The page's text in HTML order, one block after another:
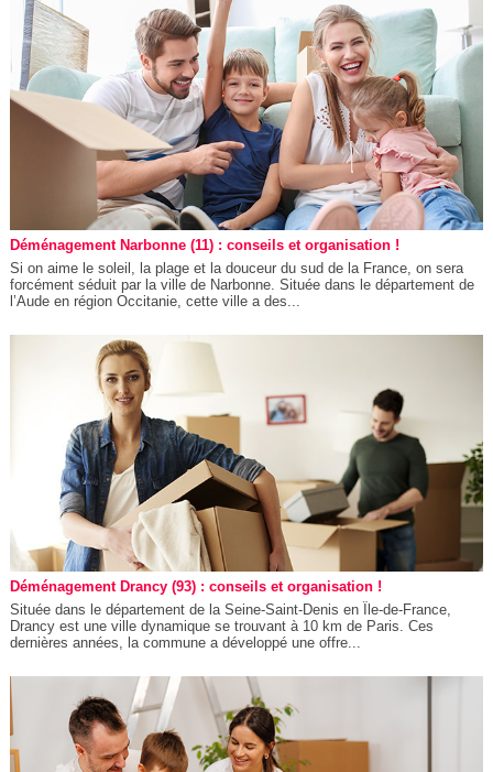
Déménagement Narbonne (11) : conseils et organisation !
Si on aime le soleil, la plage et la douceur du sud de la France, on sera
forcément séduit par la ville de Narbonne. Située dans le département de
l’Aude en région Occitanie, cette ville a des...
Déménagement Drancy (93) : conseils et organisation !
Située dans le département de la Seine-Saint-Denis en Île-de-France,
Drancy est une ville dynamique se trouvant à 10 km de Paris. Ces
dernières années, la commune a développé une offre...